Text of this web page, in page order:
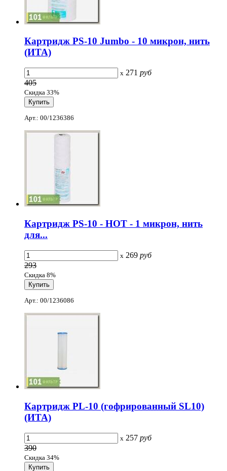
Картридж PS-10 Jumbo - 10 микрон, нить
(ИТА)
x 271 руб
405
Скидка 33%
Арт.: 00/1236386
Картридж PS-10 - НОТ - 1 микрон, нить
для...
x 269 руб
293
Скидка 8%
Арт.: 00/1236086
Картридж PL-10 (гофрированный SL10)
(ИТА)
x 257 руб
390
Скидка 34%